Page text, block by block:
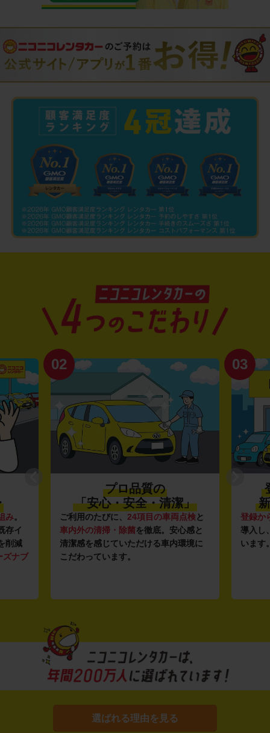
み。
存イ
削減
ズナブ
02
プロ品質の
「安心・安全・清潔」
ご利用のたびに、 24項目の車両点検と
車内外の清掃・除菌を徹底。安心感と
清潔感を感じていただける車内環境に
こだわっています。
03
登録か
導入し
います
選ばれる理由を見る